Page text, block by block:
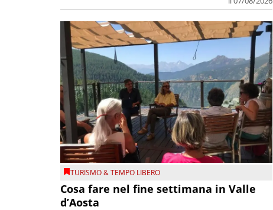
TURISMO & TEMPO LIBERO
Cosa fare nel fine settimana in Valle
d’Aosta